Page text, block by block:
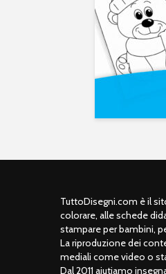
TuttoDisegni.com è il
colorare, alle schede
stampare per bambini,
La riproduzione dei
mediali come video o
Dal 2011 aiutiamo